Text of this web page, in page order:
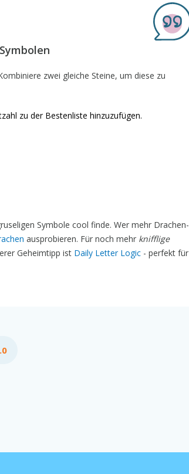
zwei gleiche Steine, um diese zu
zu der Bestenliste hinzuzufügen.
Symbole cool finde. Wer mehr Drachen-
ausprobieren. Für noch mehr knifflige
Geheimtipp ist Daily Letter Logic - perfekt für